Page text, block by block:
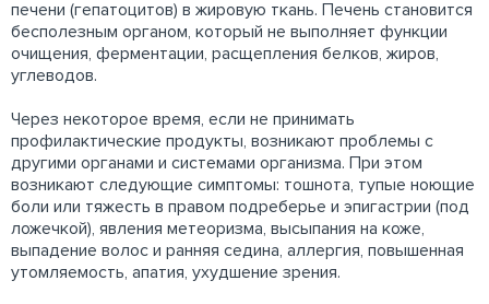
печени (гепатоцитов) в жировую ткань. Печень становится
бесполезным органом, который не выполняет функции
очищения, ферментации, расщепления белков, жиров,
углеводов.
Через некоторое время, если не принимать
профилактические продукты, возникают проблемы с
другими органами и системами организма. При этом
возникают следующие симптомы: тошнота, тупые ноющие
боли или тяжесть в правом подреберье и эпигастрии (под
ложечкой), явления метеоризма, высыпания на коже,
выпадение волос и ранняя седина, аллергия, повышенная
утомляемость, апатия, ухудшение зрения.